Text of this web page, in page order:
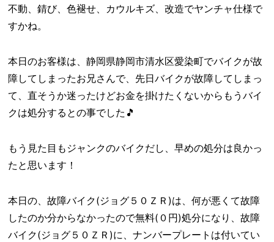
不動、錆び、色褪せ、カウルキズ、改造でヤンチャ仕様で
すかね。
本日のお客様は、静岡県静岡市清水区愛染町でバイクが故
障してしまったお兄さんで、先日バイクが故障してしまっ
て、直そうか迷ったけどお金を掛けたくないからもうバイ
クは処分するとの事でした🎵
もう見た目もジャンクのバイクだし、早めの処分は良かっ
たと思います！
本日の、故障バイク(ジョグ５０ＺＲ)は、何が悪くて故障
したのか分からなかったので無料(０円)処分になり、故障
バイク(ジョグ５０ＺＲ)に、ナンバープレートは付いてい